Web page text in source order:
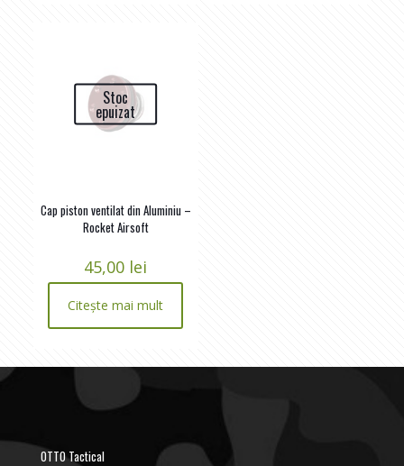
Stoc
epuizat
Cap piston ventilat din Aluminiu –
Rocket Airsoft
45,00 lei
Citește mai mult
OTTO Tactical